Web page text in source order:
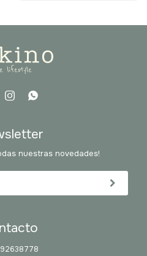
 
nuestras novedades!